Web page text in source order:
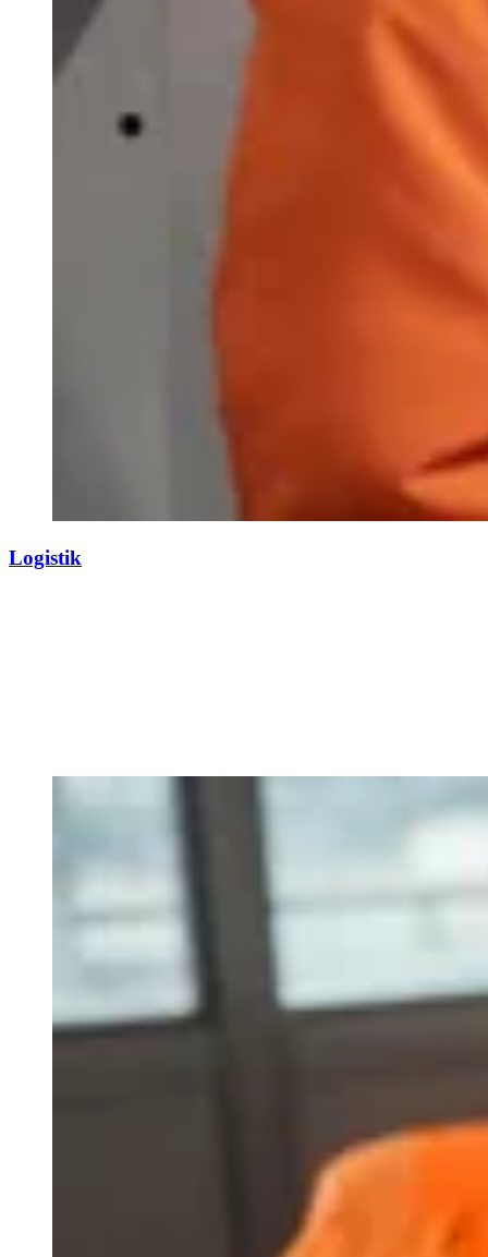
Logistik